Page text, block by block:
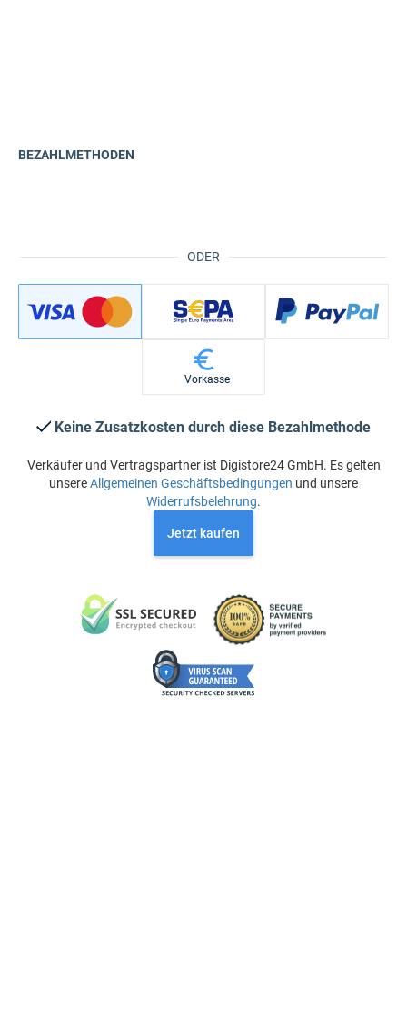
ODER
BEZAHLMETHODEN
Vorkasse
Keine Zusatzkosten durch diese Bezahlmethode
Verkäufer und Vertragspartner ist Digistore24 GmbH. Es gelten
unsereAllgemeinen Geschäftsbedingungen und unsere
Widerrufsbelehrung.
Jetzt kaufen